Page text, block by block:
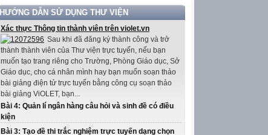
HƯỚNG DẪN SỬ DỤNG THƯ VIỆN
Xác thực Thông tin thành viên trên violet.vn
Sau khi đã đăng ký thành công và trở
thành thành viên của Thư viện trực tuyến, nếu bạn
muốn tạo trang riêng cho Trường, Phòng Giáo dục, Sở
Giáo dục, cho cá nhân mình hay bạn muốn soạn thảo
bài giảng điện tử trực tuyến bằng công cụ soạn thảo
bài giảng ViOLET, bạn...
Bài 4: Quản lí ngân hàng câu hỏi và sinh đề có điều
kiện
Bài 3: Tạo đề thi trắc nghiệm trực tuyến dạng chọn